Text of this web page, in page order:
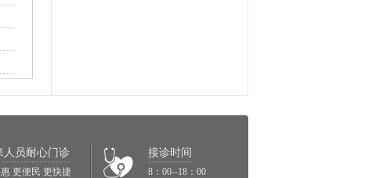
人员耐心门诊
更便民 更快捷
接诊时间
8：00--18：00